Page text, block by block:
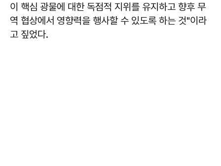
이 핵심 광물에 대한 독점적 지위를 유지하고 향후 무
역 협상에서 영향력을 행사할 수 있도록 하는 것"이라
고 짚었다.